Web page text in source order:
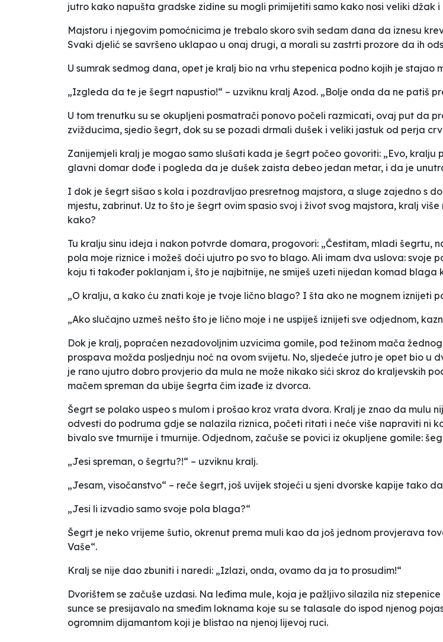
jutro kako napušta gradske zidine su mogli primijetiti samo kako nosi veliki
Majstoru i njegovim pomoćnicima je trebalo skoro svih sedam dana da iznesu
Svaki djelić se savršeno uklapao u onaj drugi, a morali su zastrti prozore da ih
U sumrak sedmog dana, opet je kralj bio na vrhu stepenica podno kojih je stajao
„Izgleda da te je šegrt napustio!“ – uzviknu kralj Azod. „Bolje onda da ne patiš
U tom trenutku su se okupljeni posmatrači ponovo počeli razmicati, ovaj put da
zvižducima, sjedio šegrt, dok su se pozadi drmali dušek i veliki jastuk od perja
Zanijemjeli kralj je mogao samo slušati kada je šegrt počeo govoriti: „Evo, kralju
glavni domar dođe i pogleda da je dušek zaista debeo jedan metar, i da je
I dok je šegrt sišao s kola i pozdravljao presretnog majstora, a sluge zajedno s
mjestu, zabrinut. Uz to što je šegrt ovim spasio svoj i život svog majstora, kralj
kako?
Tu kralju sinu ideja i nakon potvrde domara, progovori: „Čestitam, mladi šegrtu,
pola moje riznice i možeš doći ujutro po svo to blago. Ali imam dva uslova:
koju ti također poklanjam i, što je najbitnije, ne smiješ uzeti nijedan komad blaga
„O kralju, a kako ću znati koje je tvoje lično blago? I šta ako ne mognem iznijeti
„Ako slučajno uzmeš nešto što je lično moje i ne uspiješ iznijeti sve odjednom,
Dok je kralj, popraćen nezadovoljnim uzvicima gomile, pod težinom mača
prospava možda posljednju noć na ovom svijetu. No, sljedeće jutro je opet bio
je rano ujutro dobro provjerio da mula ne može nikako sići skroz do kraljevskih
mačem spreman da ubije šegrta čim izađe iz dvorca.
Šegrt se polako uspeo s mulom i prošao kroz vrata dvora. Kralj je znao da mulu
odvesti do podruma gdje se nalazila riznica, početi ritati i neće više napraviti ni
bivalo sve tmurnije i tmurnije. Odjednom, začuše se povici iz okupljene gomile:
„Jesi spreman, o šegrtu?!“ – uzviknu kralj.
„Jesam, visočanstvo“ – reče šegrt, još uvijek stojeći u sjeni dvorske kapije tako
„Jesi li izvadio samo svoje pola blaga?“
Šegrt je neko vrijeme šutio, okrenut prema muli kao da još jednom provjerava
Vaše“.
Kralj se nije dao zbuniti i naredi: „Izlazi, onda, ovamo da ja to prosudim!“
Dvorištem se začuše uzdasi. Na leđima mule, koja je pažljivo silazila niz
sunce se presijavalo na smeđim loknama koje su se talasale do ispod njenog
ogromnim dijamantom koji je blistao na njenoj lijevoj ruci.